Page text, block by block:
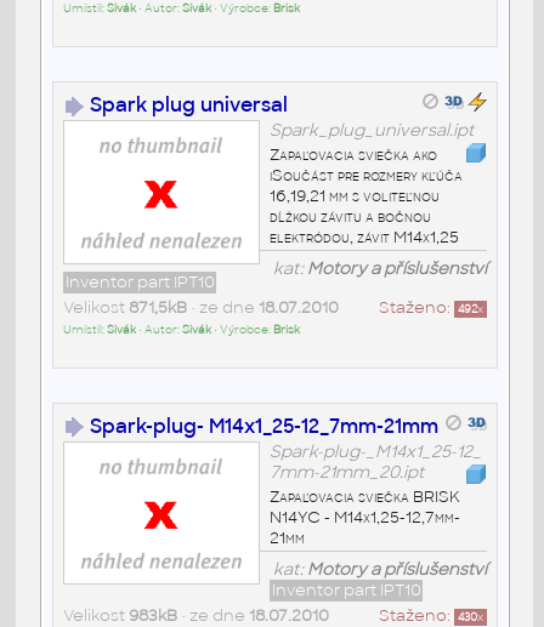
Umístil:Sivák• Autor:Sivák• Výrobce: Brisk
Spark plug universal
Spark_plug_universal.ipt
Zapaľovacia sviečka ako
iSoučást pre rozmery kľúča
16,19,21 mm s voliteľnou
dĺžkou závitu a bočnou
elektródou, závit M14x1,25
kat:Motory a příslušenství
Inventor part IPT10
Staženo: 492x
Velikost 871,5kB• ze dne 18.07.2010
Umístil:Sivák• Autor:Sivák• Výrobce: Brisk
Spark-plug- M14x1_25-12_7mm-21mm
Spark-plug-_M14x1_25-12_
7mm-21mm_20.ipt
Zapaľovacia sviečka BRISK
N14YC - M14x1,25-12,7mm-
21mm
kat:Motory a příslušenství
Inventor part IPT10
Staženo: 430x
Velikost 983kB• ze dne 18.07.2010